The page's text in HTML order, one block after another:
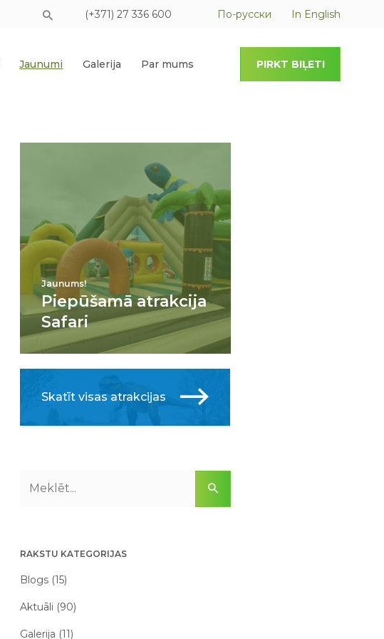
(+371) 27 336 600 По-русски In English
Jaunumi Galerija Par mums PIRKT BIĻETI
Jaunums!
Piepūšamā atrakcija
Safari
Skatīt visas atrakcijas
RAKSTU KATEGORIJAS
Blogs (15)
Aktuāli (90)
Galerija (11)